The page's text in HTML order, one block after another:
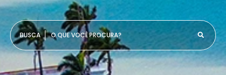
O QUE VOCÊ PROCURA?